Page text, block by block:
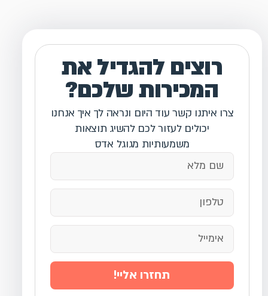
רוצים להגדיל את
המכירות שלכם?
צרו איתנו קשר עוד היום ונראה לך איך אנחנו
יכולים לעזור לכם להשיג תוצאות
משמעותיות מגוגל אדס
תחזרו אליי!